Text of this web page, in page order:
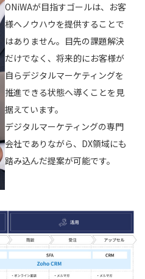
ONiWAが目指すゴールは、お客
様へノウハウを提供することで
はありません。目先の課題解決
だけでなく、将来的にお客様が
自らデジタルマーケティングを
推進できる状態へ導くことを見
据えています。
デジタルマーケティングの専門
会社でありながら、DX領域にも
踏み込んだ提案が可能です。